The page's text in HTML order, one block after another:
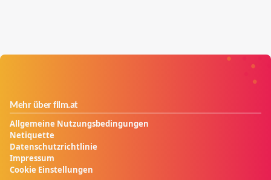
Mehr über film.at
Allgemeine Nutzungsbedingungen
Netiquette
Datenschutzrichtlinie
Impressum
Cookie Einstellungen